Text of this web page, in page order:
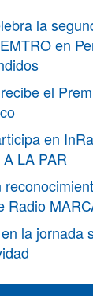
la
en
el
en
LA PAR
Radio
la jornada